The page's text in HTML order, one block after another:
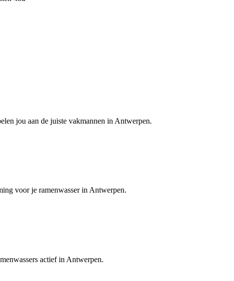
jou aan de juiste vakmannen in Antwerpen.
voor je ramenwasser in Antwerpen.
actief in Antwerpen.